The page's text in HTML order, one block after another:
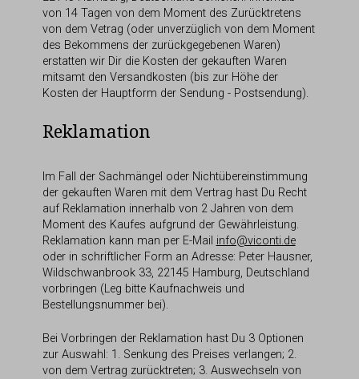
von 14 Tagen von dem Moment des Zurücktretens
von dem Vetrag (oder unverzüglich von dem Moment
des Bekommens der zurückgegebenen Waren)
erstatten wir Dir die Kosten der gekauften Waren
mitsamt den Versandkosten (bis zur Höhe der
Kosten der Hauptform der Sendung - Postsendung).
Reklamation
Im Fall der Sachmängel oder Nichtübereinstimmung
der gekauften Waren mit dem Vertrag hast Du Recht
auf Reklamation innerhalb von 2 Jahren von dem
Moment des Kaufes aufgrund der Gewährleistung.
Reklamation kann man per E-Mail info@viconti.de
oder in schriftlicher Form an Adresse: Peter Hausner,
Wildschwanbrook 33, 22145 Hamburg, Deutschland
vorbringen (Leg bitte Kaufnachweis und
Bestellungsnummer bei).
Bei Vorbringen der Reklamation hast Du 3 Optionen
zur Auswahl: 1. Senkung des Preises verlangen; 2.
von dem Vertrag zurücktreten; 3. Auswechseln von